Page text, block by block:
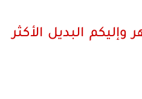
البديل الأكثر